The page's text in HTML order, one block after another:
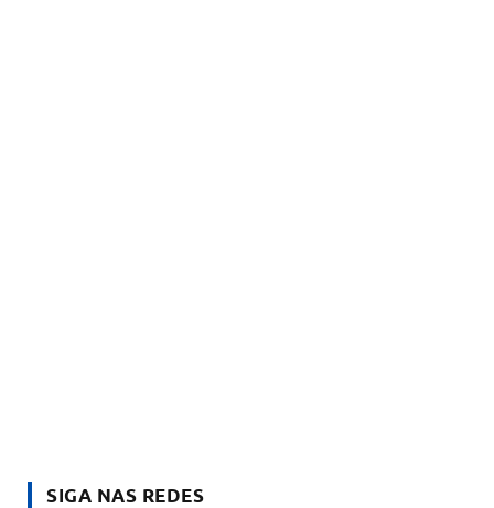
SIGA NAS REDES